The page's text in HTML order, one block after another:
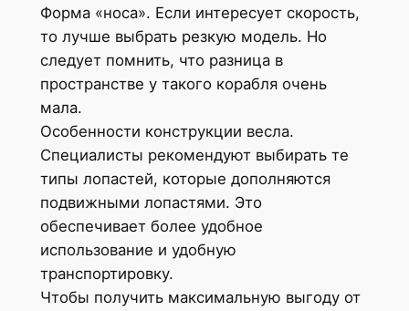
Форма «носа». Если интересует скорость,
то лучше выбрать резкую модель. Но
следует помнить, что разница в
пространстве у такого корабля очень
мала.
Особенности конструкции весла.
Специалисты рекомендуют выбирать те
типы лопастей, которые дополняются
подвижными лопастями. Это
обеспечивает более удобное
использование и удобную
транспортировку.
Чтобы получить максимальную выгоду от